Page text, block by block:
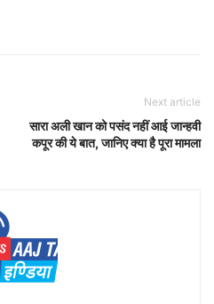
Next article
सारा अली खान को पसंद नहीं आई जान्हवी
कपूर की ये बात, जानिए क्या है पूरा मामला